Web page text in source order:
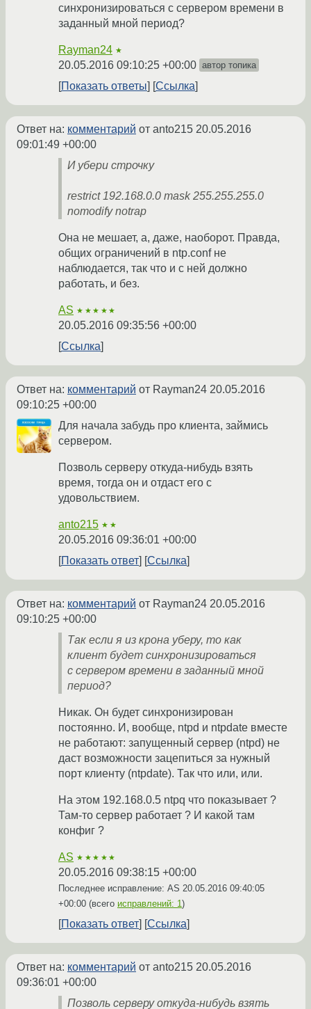
синхронизироваться с сервером времени в
заданный мной период?
Rayman24 ★
20.05.2016 09:10:25 +00:00 автор топика
Показать ответы Ссылка
Ответ на: комментарий от anto215 20.05.2016
09:01:49 +00:00
И убери строчку
restrict 192.168.0.0 mask 255.255.255.0
nomodify notrap
Она не мешает, а, даже, наоборот. Правда,
общих ограничений в ntp.conf не
наблюдается, так что и с ней должно
работать, и без.
AS ★★★★★
20.05.2016 09:35:56 +00:00
Ссылка
Ответ на: комментарий от Rayman24 20.05.2016
09:10:25 +00:00
Для начала забудь про клиента, займись
сервером.
Позволь серверу откуда-нибудь взять
время, тогда он и отдаст его с
удовольствием.
anto215 ★★
20.05.2016 09:36:01 +00:00
Показать ответ
Ссылка
Ответ на: комментарий от Rayman24 20.05.2016
09:10:25 +00:00
Так если я из крона уберу, то как
клиент будет синхронизироваться
с сервером времени в заданный мной
период?
Никак. Он будет синхронизирован
постоянно. И, вообще, ntpd и ntpdate вместе
не работают: запущенный сервер (ntpd) не
даст возможности зацепиться за нужный
порт клиенту (ntpdate). Так что или, или.
На этом 192.168.0.5 ntpq что показывает ?
Там-то сервер работает ? И какой там
конфиг ?
AS ★★★★★
20.05.2016 09:38:15 +00:00
Последнее исправление: AS 20.05.2016 09:40:05
+00:00 (всего исправлений: 1)
Показать ответ Ссылка
Ответ на: комментарий от anto215 20.05.2016
09:36:01 +00:00
Позволь серверу откуда-нибудь взять